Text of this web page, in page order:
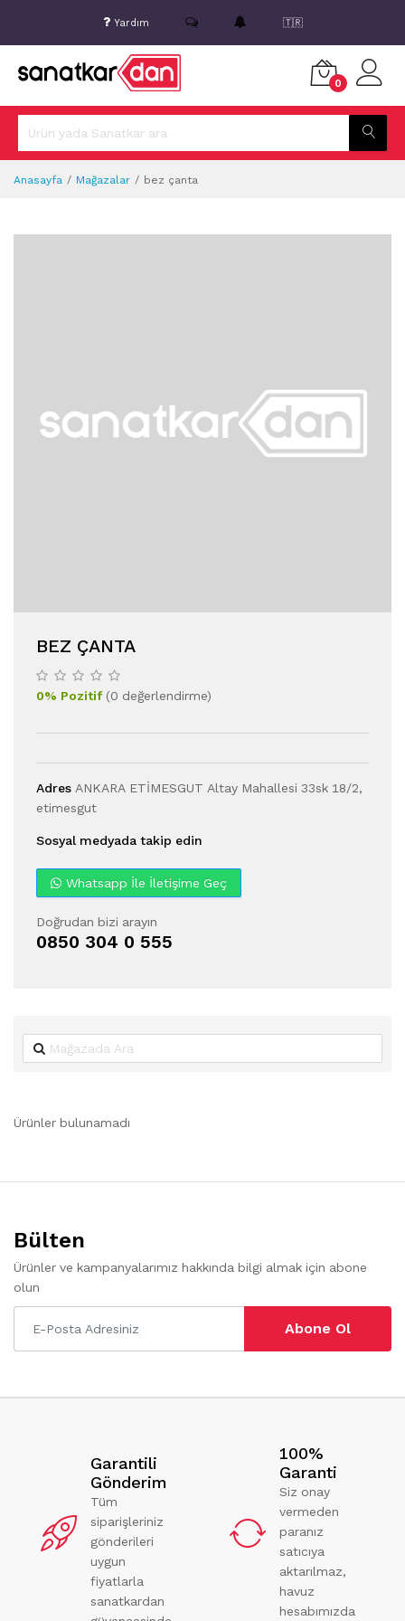
Yardım 🇹🇷
0
Anasayfa Mağazalar bez çanta
BEZ ÇANTA
0% Pozitif(0 değerlendirme)
Adres ANKARA ETİMESGUT Altay Mahallesi 33sk 18/2,
etimesgut
Sosyal medyada takip edin
Whatsapp İle İletişime Geç
Doğrudan bizi arayın
0850 304 0 555
Ürünler bulunamadı
Bülten
Ürünler ve kampanyalarımız hakkında bilgi almak için abone
olun
Abone Ol
Garantili
Gönderim
Tüm
siparişleriniz
gönderileri
uygun
fiyatlarla
sanatkardan
100%
Garanti
Siz onay
vermeden
paranız
satıcıya
aktarılmaz,
havuz
hesabımızda